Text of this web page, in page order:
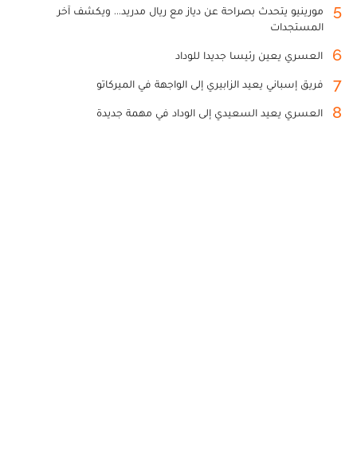
5
مورينيو يتحدث بصراحة عن دياز مع ريال مدريد... ويكشف آخر
المستجدات
6 العسري يعين رئيسا جديدا للوداد
7 فريق إسباني يعيد الزابيري إلى الواجهة في الميركاتو
8 العسري يعيد السعيدي إلى الوداد في مهمة جديدة